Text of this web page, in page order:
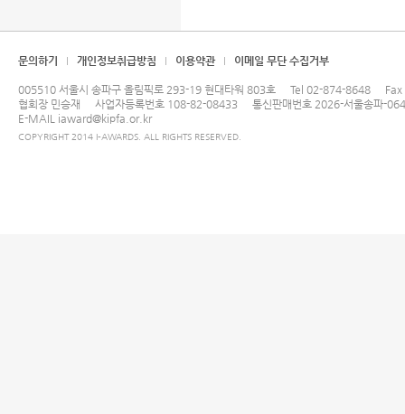
문의하기 개인정보취급방침 이용약관 이메일 무단 수집거부
005510 서울시 송파구 올림픽로 293-19 현대타워 803호 Tel 02-874-8648
협회장 민승재
사업자등록번호 108-82-08433
통신판매번호 2026-서울송파-
E-MAIL iaward@kipfa.or.kr
COPYRIGHT 2014 I-AWARDS. ALL RIGHTS RESERVED.